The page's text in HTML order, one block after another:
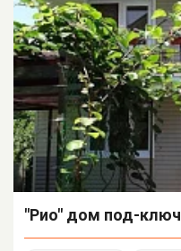
"Рио" дом под-ключ